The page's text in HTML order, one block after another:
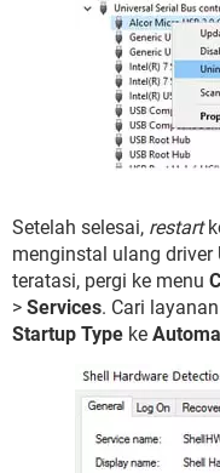
Setelah selesai, restart
menginstal ulang
teratasi, pergi ke menu
> Services. Cari layanan
Startup Type ke